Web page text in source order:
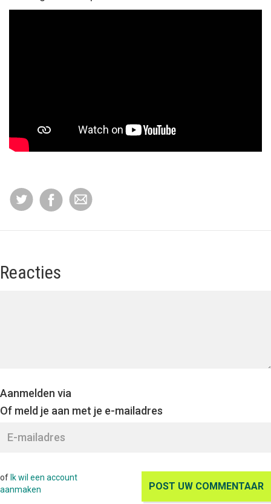
Reacties
Aanmelden via
Of meld je aan met je e-mailadres
of Ik wil een account
aanmaken